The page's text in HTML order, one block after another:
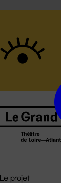
Le projet